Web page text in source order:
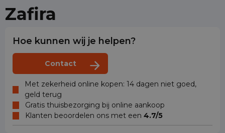
Zafira
Hoe kunnen wij je helpen?
Contact
Met zekerheid online kopen: 14 dagen niet goed,
geld terug
Gratis thuisbezorging bij online aankoop
Klanten beoordelen ons met een 4.7/5